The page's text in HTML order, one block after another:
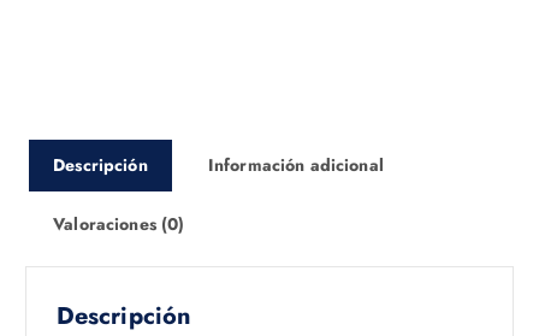
Descripción Información adicional
Valoraciones (0)
Descripción